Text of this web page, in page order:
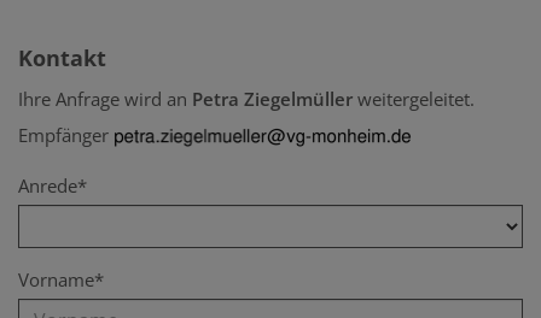
Kontakt
Ihre Anfrage wird an Petra Ziegelmüller weitergeleitet.
Empfänger
Anrede*
Vorname*